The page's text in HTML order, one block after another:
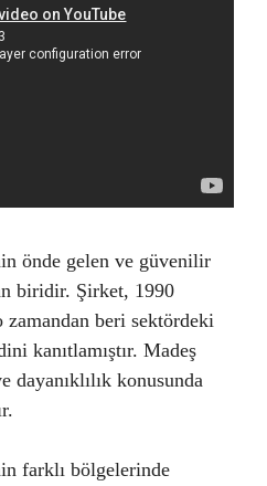
önde gelen ve güvenilir
biridir. Şirket, 1990
zamandan beri sektördeki
kanıtlamıştır. Madeş
konusunda
farklı bölgelerinde